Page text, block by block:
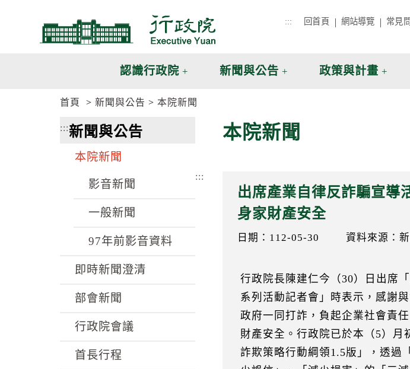
::: 回首頁 網站導覽 常見
認識行政院 新聞與公告 政策與計畫
首頁 新聞與公告 本院新聞
:::新聞與公告
本院新聞
影音新聞
一般新聞
97年前影音資料
即時新聞澄清
部會新聞
行政院會議
首長行程
本院新聞
:::
出席產業自律反詐騙宣導
身家財產安全
日期：112-05-30 資料來源：
行政院長陳建仁今（30）日出席
系列活動記者會」時表示，感謝
政府一同打詐，負起企業社會責
財產安全。行政院已於本（5）月
詐欺策略行動綱領1.5版」，透過